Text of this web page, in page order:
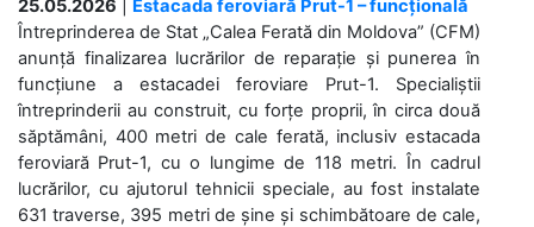
25.05.2026
Estacada feroviară Prut-1 – funcțională
Întreprinderea de Stat „Calea Ferată din Moldova” (CFM)
anunță finalizarea lucrărilor de reparație și punerea în
funcțiune a estacadei feroviare Prut-1. Specialiștii
întreprinderii au construit, cu forțe proprii, în circa două
săptămâni, 400 metri de cale ferată, inclusiv estacada
feroviară Prut-1, cu o lungime de 118 metri. În cadrul
lucrărilor, cu ajutorul tehnicii speciale, au fost instalate
631 traverse, 395 metri de șine și schimbătoare de cale,